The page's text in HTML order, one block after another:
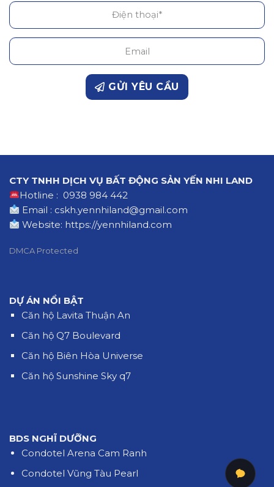
GỬI YÊU CẦU
CTY TNHH DỊCH VỤ BẤT ĐỘNG SẢN YẾN NHI LAND
Hotline : 0938 984 442
Email : cskh.yennhiland@gmail.com
Website: https://yennhiland.com
DMCA Protected
DỰ ÁN NỔI BẬT
Căn hộ Lavita Thuận An
Căn hộ Q7 Boulevard
Căn hộ Biên Hòa Universe
Căn hộ Sunshine Sky q7
BDS NGHĨ DƯỠNG
Condotel Arena Cam Ranh
Condotel Vũng Tàu Pearl